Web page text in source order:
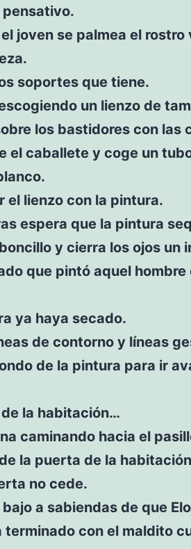
pensativo.
joven se palmea el rostro
soportes que tiene.
un lienzo de
los bastidores con las
el caballete y coge un
el lienzo con la pintura.
espera que la pintura
y cierra los ojos un
que pintó aquel hombre
ya haya secado.
de contorno y líneas
de la pintura para ir
la habitación…
caminando hacia el
la puerta de la
no cede.
a sabiendas de que
terminado con el maldito